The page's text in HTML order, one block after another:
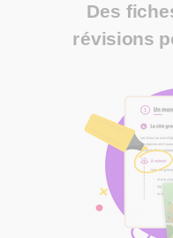
Des
révisions